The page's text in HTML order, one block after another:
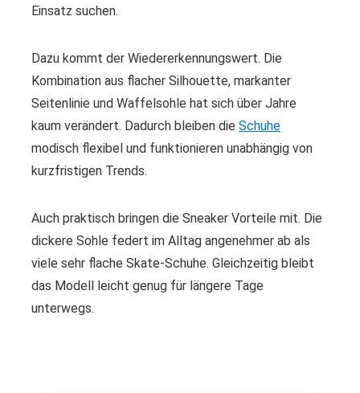
Einsatz suchen.
Dazu kommt der Wiedererkennungswert. Die
Kombination aus flacher Silhouette, markanter
Seitenlinie und Waffelsohle hat sich über Jahre
kaum verändert. Dadurch bleiben die Schuhe
modisch flexibel und funktionieren unabhängig von
kurzfristigen Trends.
Auch praktisch bringen die Sneaker Vorteile mit. Die
dickere Sohle federt im Alltag angenehmer ab als
viele sehr flache Skate-Schuhe. Gleichzeitig bleibt
das Modell leicht genug für längere Tage
unterwegs.